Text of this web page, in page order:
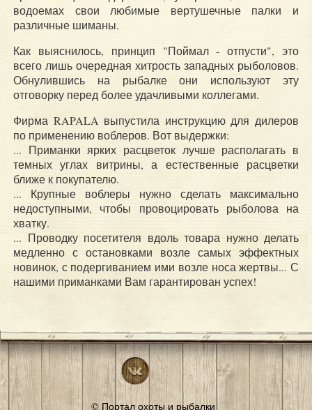
водоемах свои любимые вертушечные палки и
различные шиманы.
Как выяснилось, принцип "Поймал - отпусти", это
всего лишь очередная хитрость западных рыболовов.
Обнулившись на рыбалке они используют эту
отговорку перед более удачливыми коллегами.
Фирма RAPALA выпустила инструкцию для дилеров
по применению воблеров. Вот выдержки:
... Приманки ярких расцветок лучше располагать в
темных углах витрины, а естественные расцветки
ближе к покупателю.
... Крупные воблеры нужно сделать максимально
недоступными, чтобы провоцировать рыболова на
хватку.
... Проводку посетителя вдоль товара нужно делать
медленно с остановками возле самых эффектных
новинок, с подергиванием ими возле носа жертвы... С
нашими приманками Вам гарантирован успех!
© Портал охоты и рыбалки